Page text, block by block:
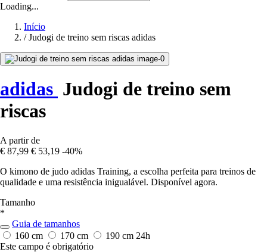
Loading...
Início
/ Judogi de treino sem riscas adidas
adidas Judogi de treino sem
riscas
A partir de
€ 87,99 € 53,19 -40%
O kimono de judo adidas Training, a escolha perfeita para treinos de
qualidade e uma resistência inigualável. Disponível agora.
Tamanho
*
Guia de tamanhos
160 cm
170 cm 190 cm 24h
Este campo é obrigatório